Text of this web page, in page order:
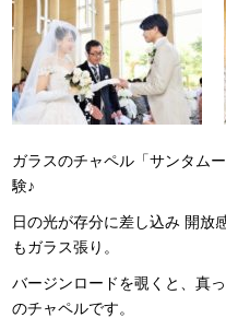
ガラスのチャペル「サンタム
験♪
日の光が存分に差し込み 開放
もガラス張り。
バージンロードを覗くと、真
のチャペルです。